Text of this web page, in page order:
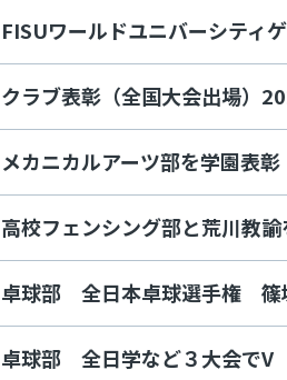
FISUワールドユニバーシティ
クラブ表彰（全国大会出場）
メカニカルアーツ部を学園表彰
高校フェンシング部と荒川教諭
卓球部 全日本卓球選手権 篠
卓球部 全日学など３大会でV